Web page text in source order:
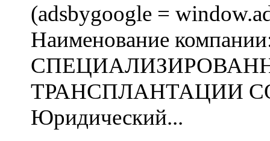
(adsbygoogle =
Наименование
ТРАНСПЛАНТАЦИИ
Юридический...